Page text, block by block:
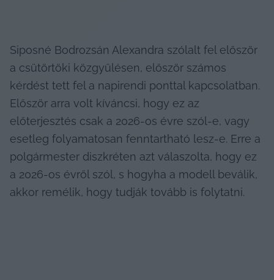
Siposné Bodrozsán Alexandra szólalt fel először
a csütörtöki közgyűlésen, először számos
kérdést tett fel a napirendi ponttal kapcsolatban.
Először arra volt kíváncsi, hogy ez az
előterjesztés csak a 2026-os évre szól-e, vagy
esetleg folyamatosan fenntartható lesz-e. Erre a
polgármester diszkréten azt válaszolta, hogy ez
a 2026-os évről szól, s hogyha a modell beválik,
akkor remélik, hogy tudják tovább is folytatni.